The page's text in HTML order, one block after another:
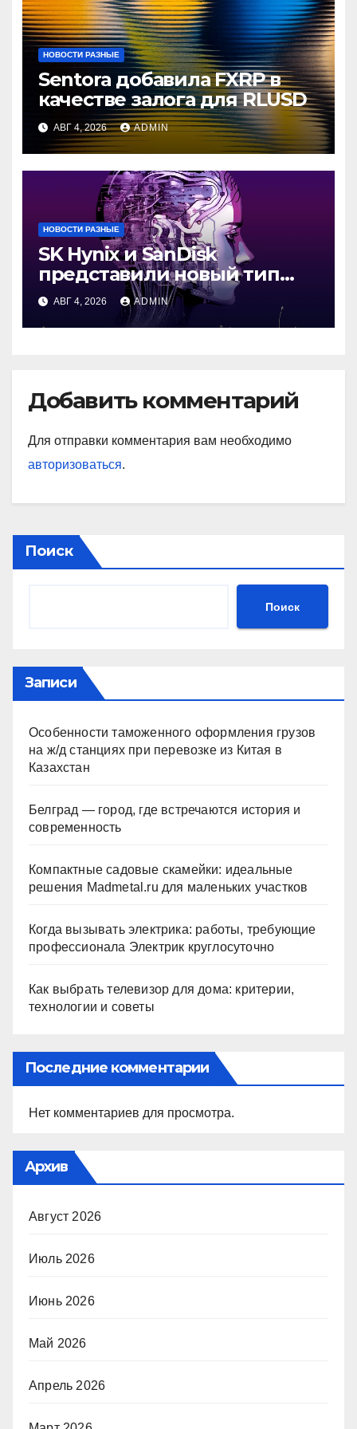
НОВОСТИ РАЗНЫЕ
Sentora добавила FXRP в
качестве залога для RLUSD
АВГ 4, 2026 ADMIN
НОВОСТИ РАЗНЫЕ
SK Hynix и SanDisk
представили новый тип
промежуточной памяти
АВГ 4, 2026 ADMIN
Добавить комментарий
Для отправки комментария вам необходимо
авторизоваться.
Поиск
Поиск
Записи
Особенности таможенного оформления грузов
на ж/д станциях при перевозке из Китая в
Казахстан
Белград — город, где встречаются история и
современность
Компактные садовые скамейки: идеальные
решения Madmetal.ru для маленьких участков
Когда вызывать электрика: работы, требующие
профессионала Электрик круглосуточно
Как выбрать телевизор для дома: критерии,
технологии и советы
Последние комментарии
Нет комментариев для просмотра.
Архив
Август 2026
Июль 2026
Июнь 2026
Май 2026
Апрель 2026